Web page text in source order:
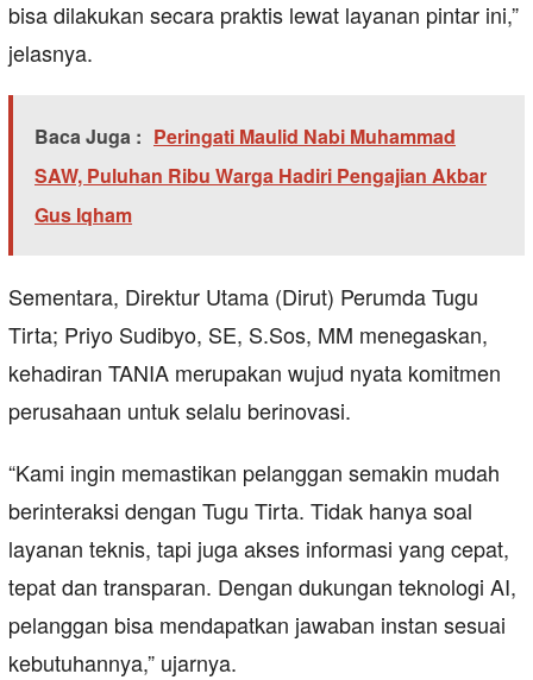
bisa dilakukan secara praktis lewat layanan pintar ini,”
jelasnya.
Baca Juga : Peringati Maulid Nabi Muhammad
SAW, Puluhan Ribu Warga Hadiri Pengajian Akbar
Gus Iqham
Sementara, Direktur Utama (Dirut) Perumda Tugu
Tirta; Priyo Sudibyo, SE, S.Sos, MM menegaskan,
kehadiran TANIA merupakan wujud nyata komitmen
perusahaan untuk selalu berinovasi.
“Kami ingin memastikan pelanggan semakin mudah
berinteraksi dengan Tugu Tirta. Tidak hanya soal
layanan teknis, tapi juga akses informasi yang cepat,
tepat dan transparan. Dengan dukungan teknologi AI,
pelanggan bisa mendapatkan jawaban instan sesuai
kebutuhannya,” ujarnya.